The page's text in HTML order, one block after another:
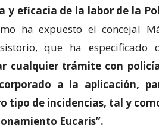
y eficacia de la labor de la
ha expuesto el concejal
que ha especificado
cualquier trámite con
a la aplicación,
tipo de incidencias, tal y
Eucaris”.